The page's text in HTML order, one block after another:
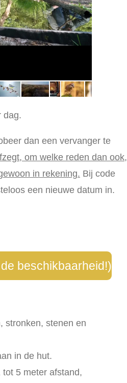
dag.
dan een vervanger te
om welke reden dan ook,
in rekening. Bij code
een nieuwe datum in.
beschikbaarheid!)
stronken, stenen en
in de hut.
5 meter afstand,